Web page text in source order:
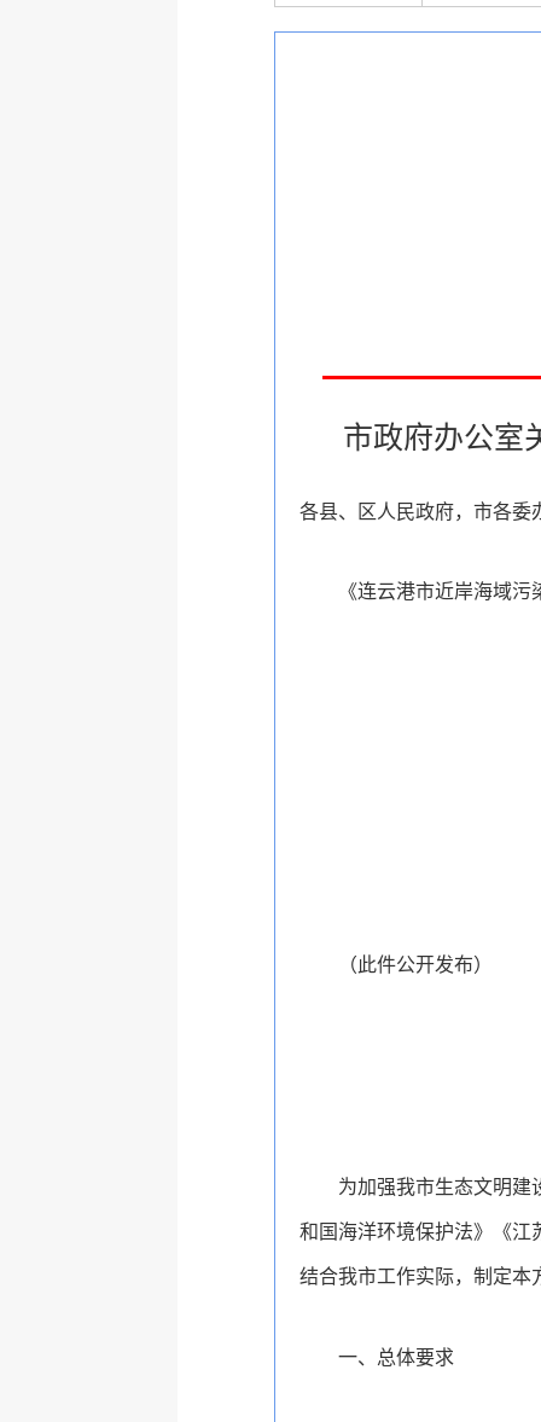
市政府办公室
各县、区人民政府，市各委
《连云港市近岸海域
（此件公开发布）
为加强我市生态文明建
和国海洋环境保护法》《江
结合我市工作实际，制定本
一、总体要求